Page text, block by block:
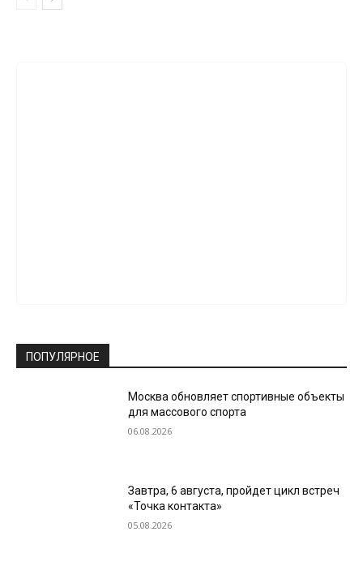
ПОПУЛЯРНОЕ
Москва обновляет спортивные объекты
для массового спорта
06.08.2026
Завтра, 6 августа, пройдет цикл встреч
«Точка контакта»
05.08.2026